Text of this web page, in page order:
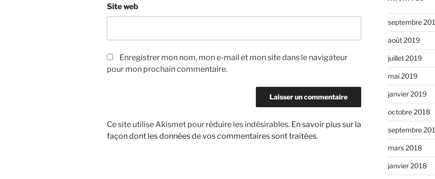
Site web
Enregistrer mon nom, mon e-mail et mon site dans le navigateur
pour mon prochain commentaire.
Ce site utilise Akismet pour réduire les indésirables. En savoir plus sur la
façon dont les données de vos commentaires sont traitées.
septembre
août 2019
juillet 2019
mai 2019
janvier 2019
octobre 2018
septembre
mars 2018
janvier 2018